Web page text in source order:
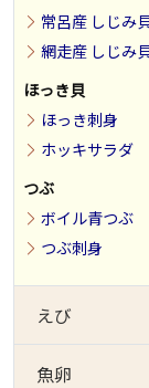
常呂産 しじみ
網走産 しじみ
ほっき貝
ほっき刺身
ホッキサラダ
つぶ
ボイル青つぶ
つぶ刺身
えび
魚卵